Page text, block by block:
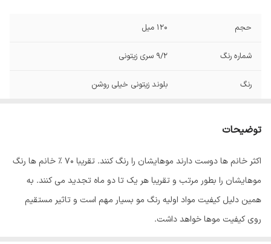
حجم 120 میل
شماره رنگ 9/2 سری زیتونی
رنگ بلوند زیتونی خیلی روشن
توضیحات
اکثر خانم ها دوست دارند موهایشان را رنگ کنند. تقریبا 70 % خانم ها رنگ
موهایشان را بطور مرتب و تقریبا هر یک تا دو ماه تجدید می کنند. به
همین دلیل کیفیت مواد اولیه رنگ مو بسیار مهم است و تاثیر مستقیم
روی کیفیت موها خواهد داشت.